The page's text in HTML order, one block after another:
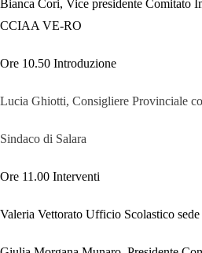
Bianca Cori, Vice presidente Comitato
CCIAA VE-RO
Ore 10.50 Introduzione
Lucia Ghiotti, Consigliere Provinciale
Sindaco di Salara
Ore 11.00 Interventi
Valeria Vettorato Ufficio Scolastico